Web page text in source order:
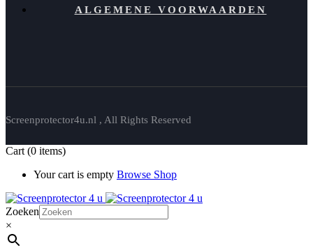
ALGEMENE VOORWAARDEN
Screenprotector4u.nl , All Rights Reserved
Cart (0 items)
Your cart is empty Browse Shop
Zoeken
×